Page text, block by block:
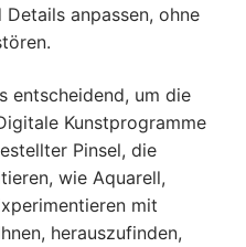
anpassen, ohne
entscheidend, um die
Kunstprogramme
Pinsel, die
wie Aquarell,
mit
herauszufinden,